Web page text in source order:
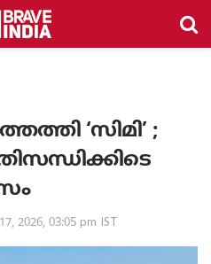
‘സിമി’ ;
2026, 03:05 pm IST